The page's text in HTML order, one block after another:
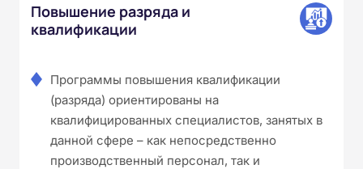
Повышение разряда и
квалификации
Программы повышения квалификации
(разряда) ориентированы на
квалифицированных специалистов, занятых в
данной сфере – как непосредственно
производственный персонал, так и